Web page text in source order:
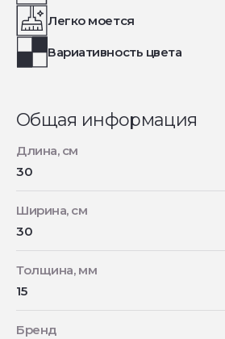
Легко моется
Вариативность цвета
Общая информация
Длина, см
30
Ширина, см
30
Толщина, мм
15
Бренд